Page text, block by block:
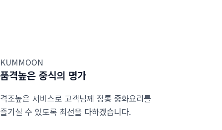
KUMMOON
품격높은 중식의 명가
격조높은 서비스로 고객님께 정통 중화요리를
즐기실 수 있도록 최선을 다하겠습니다.